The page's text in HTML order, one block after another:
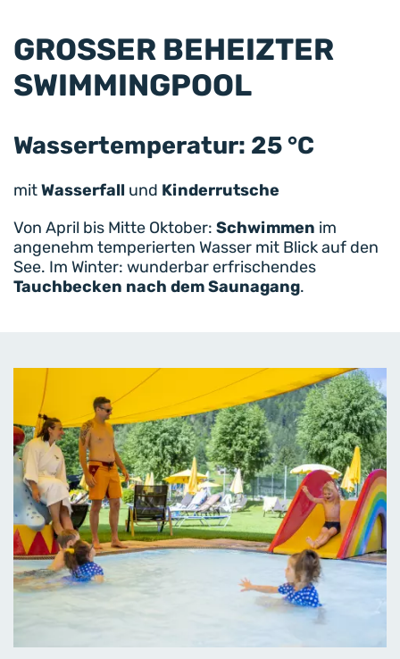
GROSSER BEHEIZTER S
WIMMINGPOOL
Wassertemperatur: 25 °C
mitWasserfall und Kinderrutsche
Von April bis Mitte Oktober: Schwimmen im
angenehm temperierten Wasser mit Blick auf den
See. Im Winter: wunderbar erfrischendes
Tauchbecken nach dem Saunagang.